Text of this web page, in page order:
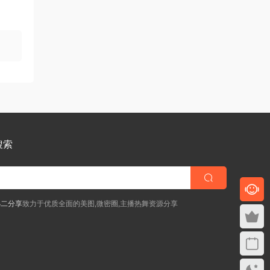
索
分享致力于优质全面的美图,微密圈,主播热舞资源分享